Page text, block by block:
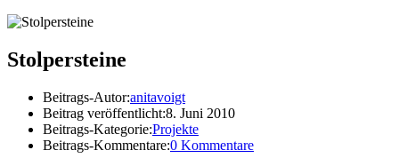
Stolpersteine
Beitrags-Autor:anitavoigt
Beitrag veröffentlicht:8. Juni 2010
Beitrags-Kategorie:Projekte
Beitrags-Kommentare:0 Kommentare